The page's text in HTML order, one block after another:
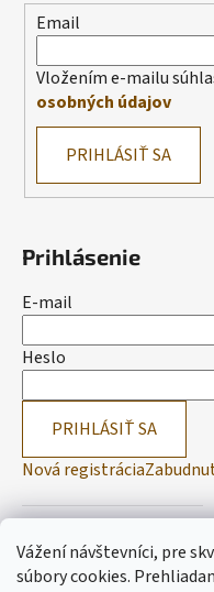
Vážení návštevníci, pre
súbory cookies.
Email
Vložením e-mailu
osobných údajov
PRIHLÁSIŤ SA
Prihlásenie
E-mail
Heslo
PRIHLÁSIŤ SA
Nová registrácia